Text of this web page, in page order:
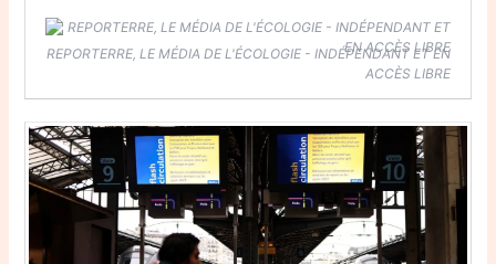
REPORTERRE, LE MÉDIA DE L'ÉCOLOGIE - INDÉPENDANT ET EN
ACCÈS LIBRE